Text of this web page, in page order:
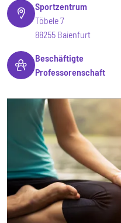
Sportzentrum
Töbele 7
88255 Baienfurt
Beschäftigte
Professorenschaft